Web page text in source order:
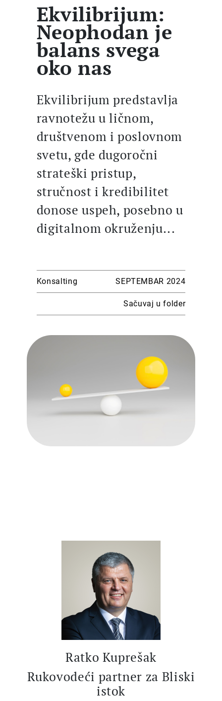
Ekvilibrijum:
Neophodan je
balans svega
oko nas
Ekvilibrijum predstavlja
ravnotežu u ličnom,
društvenom i poslovnom
svetu, gde dugoročni
strateški pristup,
stručnost i kredibilitet
donose uspeh, posebno u
digitalnom okruženju...
Konsalting SEPTEMBAR 2024
Sačuvaj u folder
Ratko Kuprešak
Rukovodeći partner za Bliski
istok